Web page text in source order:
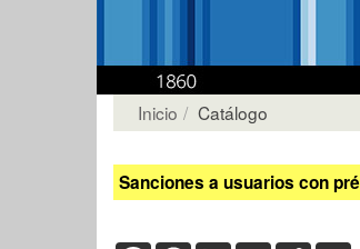
Inicio Catálogo
Sanciones a usuarios con